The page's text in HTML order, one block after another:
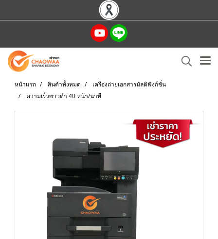
หน้าแรก สินค้าทั้งหมด
เครื่องถ่ายเอกสารมัลติฟังก์ชั่น
ความเร็วขาวดำ 40 หน้า/นาที